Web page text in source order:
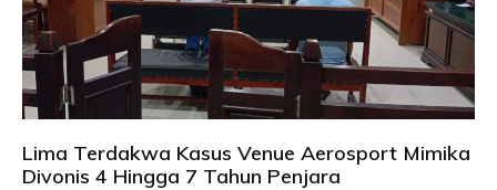
Lima Terdakwa Kasus Venue Aerosport Mimika
Divonis 4 Hingga 7 Tahun Penjara